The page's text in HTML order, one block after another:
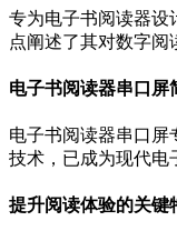
专为电子书阅读器设
点阐述了其对数字阅
电子书阅读器串口屏
电子书阅读器串口屏
技术，已成为现代电
提升阅读体验的关键